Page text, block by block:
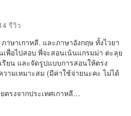
รีวิว
ษาเกาหลี. และภาษาอังกฤษ ทั้งไวยา
พื่อไปสอบ พี่จะสอนเน้นแกรมม่า ตะลุย
ยน และจัดรูปแบบการสอนให้ตรง
ามเหมาะสม (มีค่าใช้จ่ายนะคะ ไม่ได้
รงจากประเทศเกาหลี…